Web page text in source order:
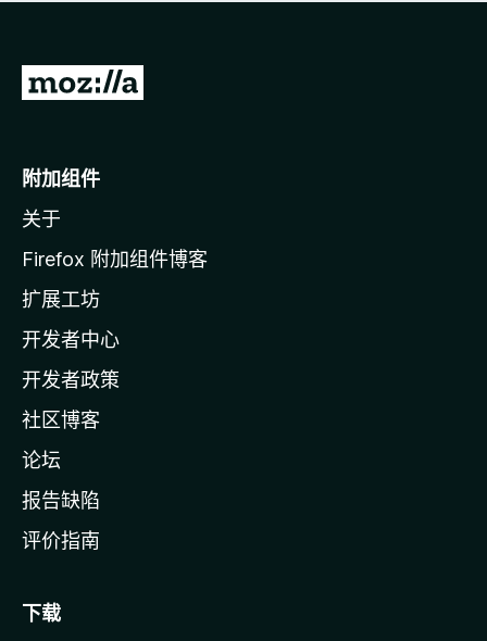
无
转
o
i
l
a
主
页
附加组件
关于
Firefox 附加组件博客
扩展工坊
开发者中心
开发者政策
社区博客
论坛
报告缺陷
评价指南
下载